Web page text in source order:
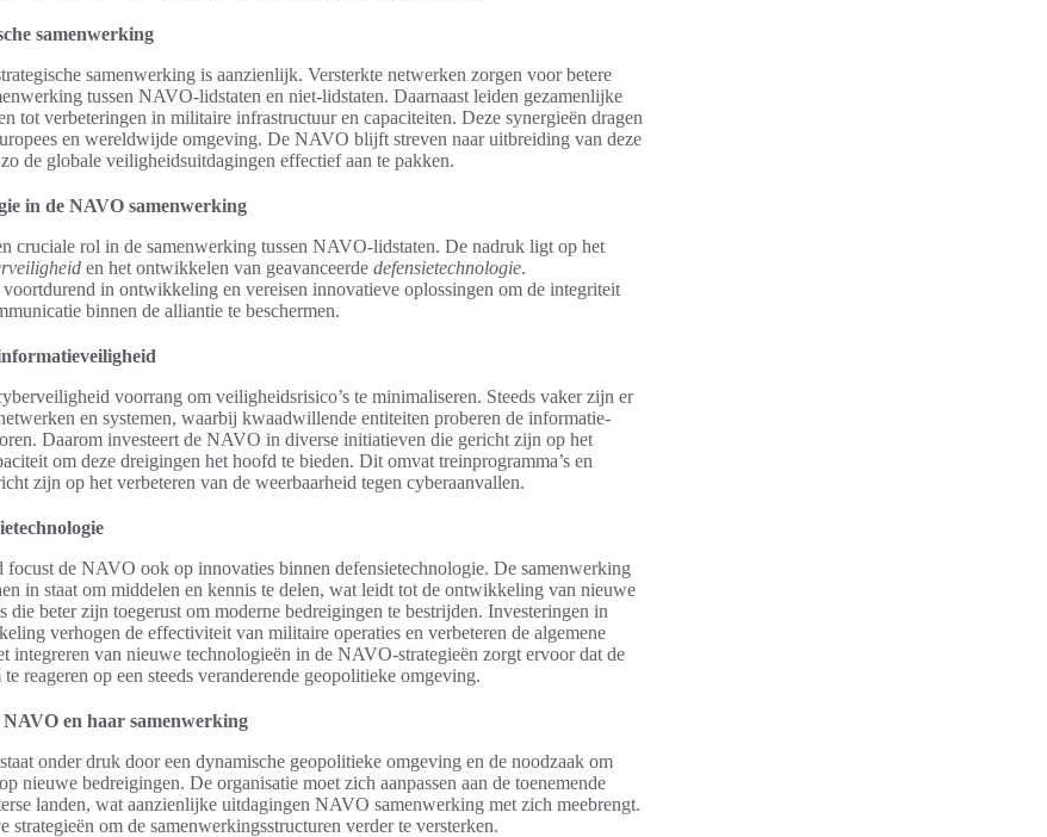
samenwerking
samenwerking is aanzienlijk. Versterkte netwerken zorgen voor betere
tussen NAVO-lidstaten en niet-lidstaten. Daarnaast leiden gezamenlijke
tot verbeteringen in militaire infrastructuur en capaciteiten. Deze synergieën dragen
en wereldwijde omgeving. De NAVO blijft streven naar uitbreiding van deze
de globale veiligheidsuitdagingen effectief aan te pakken.
in de NAVO samenwerking
cruciale rol in de samenwerking tussen NAVO-lidstaten. De nadruk ligt op het
en het ontwikkelen van geavanceerde defensietechnologie.
in ontwikkeling en vereisen innovatieve oplossingen om de integriteit
binnen de alliantie te beschermen.
voorrang om veiligheidsrisico’s te minimaliseren. Steeds vaker zijn er
en systemen, waarbij kwaadwillende entiteiten proberen de informatie-
Daarom investeert de NAVO in diverse initiatieven die gericht zijn op het
om deze dreigingen het hoofd te bieden. Dit omvat treinprogramma’s en
zijn op het verbeteren van de weerbaarheid tegen cyberaanvallen.
focust de NAVO ook op innovaties binnen defensietechnologie. De samenwerking
in staat om middelen en kennis te delen, wat leidt tot de ontwikkeling van nieuwe
die beter zijn toegerust om moderne bedreigingen te bestrijden. Investeringen in
verhogen de effectiviteit van militaire operaties en verbeteren de algemene
integreren van nieuwe technologieën in de NAVO-strategieën zorgt ervoor dat de
reageren op een steeds veranderende geopolitieke omgeving.
NAVO en haar samenwerking
onder druk door een dynamische geopolitieke omgeving en de noodzaak om
nieuwe bedreigingen. De organisatie moet zich aanpassen aan de toenemende
landen, wat aanzienlijke uitdagingen NAVO samenwerking met zich meebrengt.
strategieën om de samenwerkingsstructuren verder te versterken.